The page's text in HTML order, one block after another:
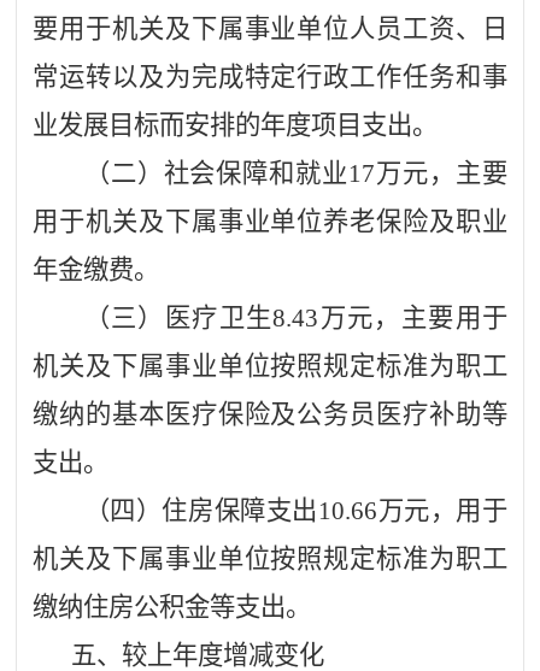
要用于机关及下属事业单位人员工资、日
常运转以及为完成特定行政工作任务和事
业发展目标而安排的年度项目支出。
（二）社会保障和就业17万元，主要
用于机关及下属事业单位养老保险及职业
年金缴费。
（三）医疗卫生8.43万元，主要用于
机关及下属事业单位按照规定标准为职工
缴纳的基本医疗保险及公务员医疗补助等
支出。
（四）住房保障支出 10.66万元，用于
机关及下属事业单位按照规定标准为职工
缴纳住房公积金等支出。
五、较上年度增减变化